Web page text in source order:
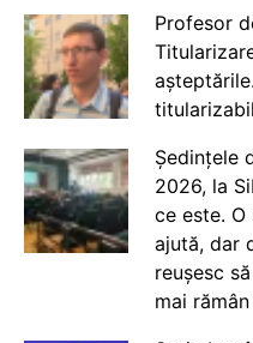
Profesor
Ședințele
2026, la
ce este.
ajută, dar
reușesc
mai